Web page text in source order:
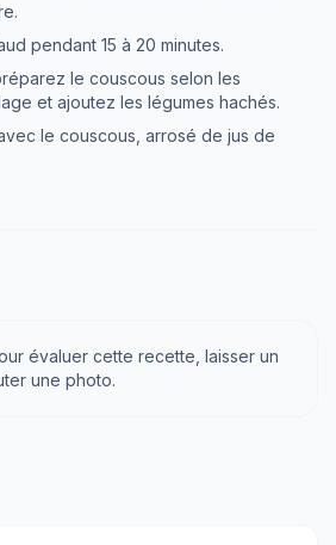
pendant 15 à 20 minutes.
le couscous selon les
et ajoutez les légumes hachés.
le couscous, arrosé de jus de
évaluer cette recette, laisser un
une photo.